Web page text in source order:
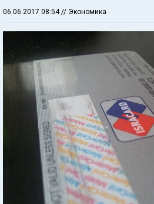
06.06.2017 08:54// Экономика